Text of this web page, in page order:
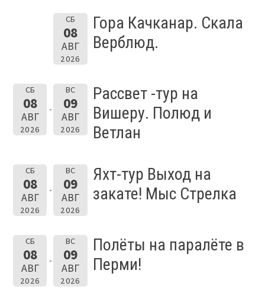
СБ
08
АВГ
2026
Гора Качканар. Скала
Верблюд.
СБ
08
АВГ
2026
ВС
09
АВГ
2026
Рассвет -тур на
Вишеру. Полюд и
Ветлан
СБ
08
АВГ
2026
ВС
09
АВГ
2026
Яхт-тур Выход на
закате! Мыс Стрелка
СБ
08
АВГ
2026
ВС
09
АВГ
2026
Полёты на паралёте в
Перми!